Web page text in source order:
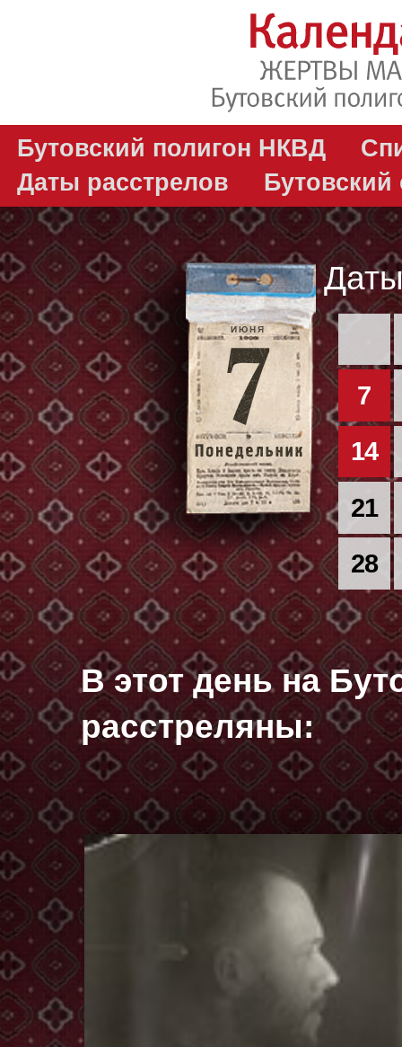
Бутовский полигон НКВД
Даты расстрелов
Бутовский
ИЮНЯ
7
14
21
28
В этот день на
расстреляны: